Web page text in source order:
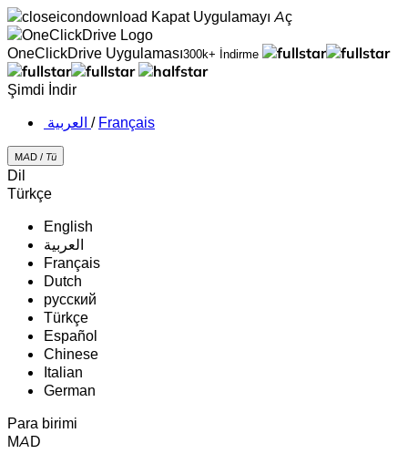
Kapat Uygulamayı Aç
OneClickDrive Uygulaması300k+ İndirme
Şimdi İndir
‏العربية ‏ / Français
MAD / Tü
Dil
Türkçe
English
‏العربية‏
Français
Dutch
русский
Türkçe
Español
Chinese
Italian
German
Para birimi
MAD